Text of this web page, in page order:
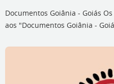
Documentos Goiânia - Goiás
aos "Documentos Goiânia -